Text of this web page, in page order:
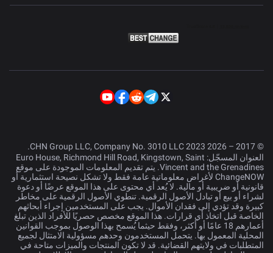
© 2017 – 2026 CHN Group LLC, Company No. 3010 LLC 2023.
العنوان المسجّل: Euro House, Richmond Hill Road, Kingstown, Saint
Vincent and the Grenadines. يتم تقديم المعلومات الموجودة على موقع
ChangeNOW لأغراض معلوماتية عامة فقط ولا تشكل نصيحة استثمارية أو
قانونية أو ضريبية أو مالية. لا يُعد أي محتوى على هذا الموقع عرضًا أو دعوة
لشراء أو بيع أو تبادل الأصول الرقمية. تنطوي الأصول الرقمية على مخاطر
كبيرة وقد تؤدي إلى فقدان الأموال. يجب على المستخدمين إجراء أبحاثهم
الخاصة قبل اتخاذ أي قرارات. هذا الموقع مخصص حصريًا للأفراد الذين تبلغ
أعمارهم 18 عامًا أو أكثر، وفقط حيثما يُسمح بهذا الوصول بموجب القوانين
المحلية المعمول بها. يتحمل المستخدمون وحدهم مسؤولية الامتثال لجميع
المتطلبات في ولايتهم القضائية. قد لا تكون المنتجات والميزات متاحة في